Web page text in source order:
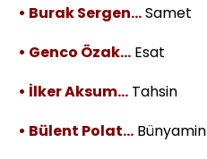
• Burak Sergen…Samet
• Genco Özak… Esat
• İlker Aksum… Tahsin
• Bülent Polat… Bünyamin